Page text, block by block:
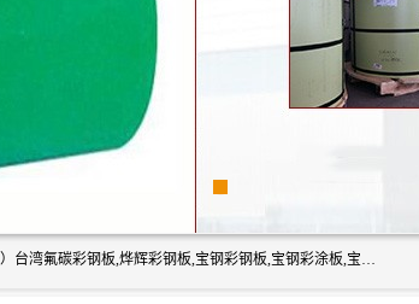
上海志辰实业有限公司主要经销:上海宝钢彩钢卷（宝钢总厂）台湾氟碳彩钢板,烨辉彩钢板,宝钢彩钢板,宝钢彩涂板,宝钢彩钢卷,马钢彩钢板,马钢彩钢卷,镀铝锌钢板,PVDF彩钢板,台湾烨辉彩钢板,高耐候彩钢板,硅改性彩钢板,规格齐全。